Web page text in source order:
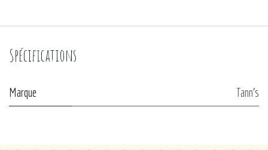
Spécifications
Marque Tann's